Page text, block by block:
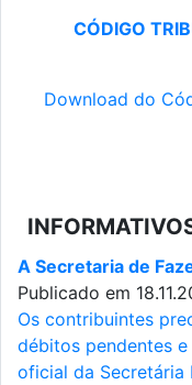
CÓDIGO
Download do
A Secretaria de
Publicado em
Os contribuintes
débitos pendentes
oficial da Secretária